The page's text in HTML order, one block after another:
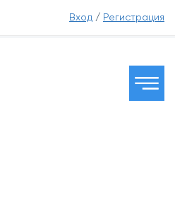
Вход / Регистрация